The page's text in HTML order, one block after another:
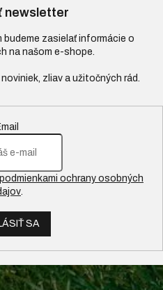
newsletter
budeme zasielať informácie o
na našom e-shope.
podmienkami ochrany osobných
.
SA